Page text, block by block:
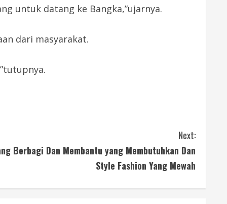
untuk datang ke Bangka,”ujarnya.
dari masyarakat.
Next:
Berbagi Dan Membantu yang Membutuhkan Dan
Style Fashion Yang Mewah